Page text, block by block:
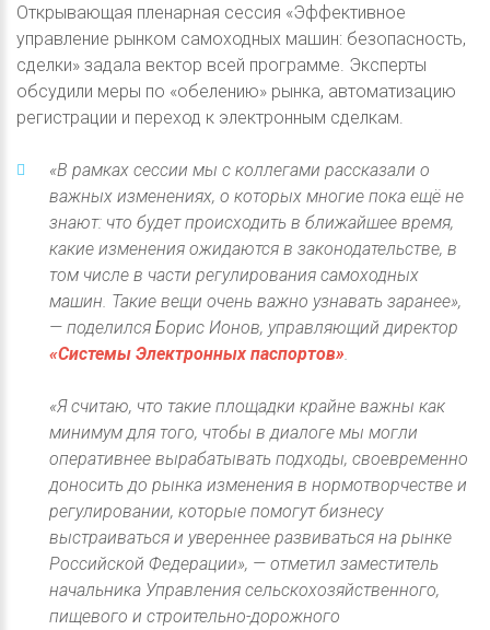
Открывающая пленарная сессия «Эффективное
управление рынком самоходных машин: безопасность,
сделки» задала вектор всей программе. Эксперты
обсудили меры по «обелению» рынка, автоматизацию
регистрации и переход к электронным сделкам.
«В рамках сессии мы с коллегами рассказали о
важных изменениях, о которых многие пока ещё не
знают: что будет происходить в ближайшее время,
какие изменения ожидаются в законодательстве, в
том числе в части регулирования самоходных
машин. Такие вещи очень важно узнавать заранее»,
— поделился Борис Ионов, управляющий директор
«Системы Электронных паспортов»
«Я считаю, что такие площадки крайне важны как
минимум для того, чтобы в диалоге мы могли
оперативнее вырабатывать подходы, своевременно
доносить до рынка изменения в нормотворчестве и
регулировании, которые помогут бизнесу
выстраиваться и увереннее развиваться на рынке
Российской Федерации», — отметил заместитель
начальника Управления сельскохозяйственного,
пищевого и строительно-дорожного